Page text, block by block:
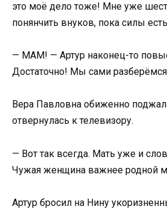
это моё дело тоже! Мне уже
понянчить внуков, пока силы
— МАМ! — Артур наконец-то
Достаточно! Мы сами
Вера Павловна обиженно
отвернулась к телевизору.
— Вот так всегда. Мать уже и
Чужая женщина важнее родной
Артур бросил на Нину